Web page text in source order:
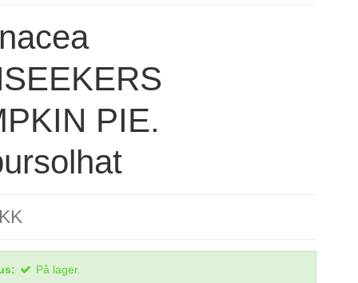
PIE.
På lager.